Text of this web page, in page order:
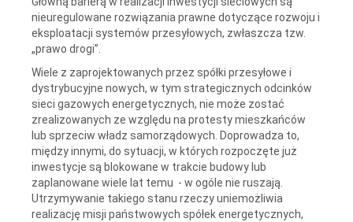
nieuregulowane rozwiązania prawne dotyczące rozwoju i
eksploatacji systemów przesyłowych, zwłaszcza tzw.
„prawo drogi”.
Wiele z zaprojektowanych przez spółki przesyłowe i
dystrybucyjne nowych, w tym strategicznych odcinków
sieci gazowych energetycznych, nie może zostać
zrealizowanych ze względu na protesty mieszkańców
lub sprzeciw władz samorządowych. Doprowadza to,
między innymi, do sytuacji, w których rozpoczęte już
inwestycje są blokowane w trakcie budowy lub
zaplanowane wiele lat temu - w ogóle nie ruszają.
Utrzymywanie takiego stanu rzeczy uniemożliwia
realizację misji państwowych spółek energetycznych,